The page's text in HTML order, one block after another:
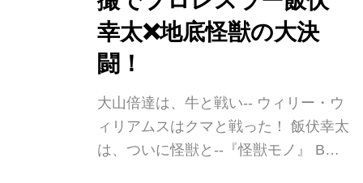
幸太❌地底怪獣の大決
闘！
大山倍達は、牛と戦い-- ウィリー・ウ
ィリアムスはクマと戦った！ 飯伏幸太
は、ついに怪獣と--『怪獣モノ』 B級